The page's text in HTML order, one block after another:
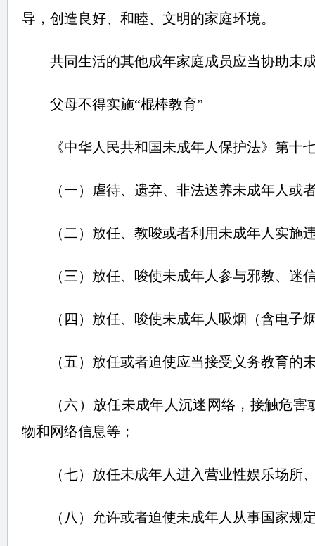
导，创造良好、和睦、文明的家庭环境。
共同生活的其他成年家庭成员应当协助未
父母不得实施“棍棒教育”
《中华人民共和国未成年人保护法》第
（一）虐待、遗弃、非法送养未成年人或
（二）放任、教唆或者利用未成年人实施
（三）放任、唆使未成年人参与邪教、
（四）放任、唆使未成年人吸烟（含电
（五）放任或者迫使应当接受义务教育的
（六）放任未成年人沉迷网络，接触危
物和网络信息等；
（七）放任未成年人进入营业性娱乐场
（八）允许或者迫使未成年人从事国家规